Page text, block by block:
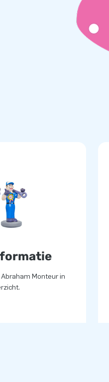
Monteur in